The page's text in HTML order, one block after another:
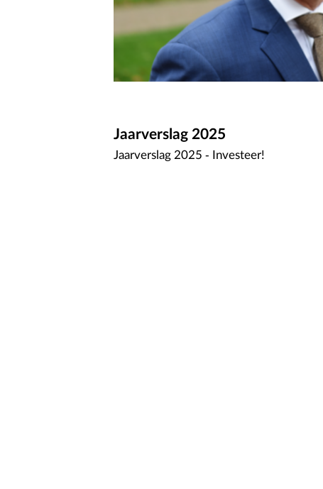
Jaarverslag 2025
Jaarverslag 2025 - Investeer!